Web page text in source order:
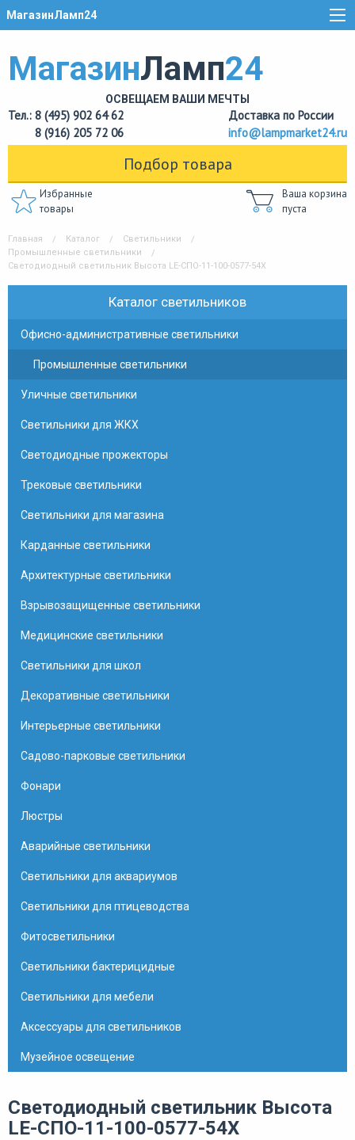
МагазинЛамп24
МагазинЛамп24
ОСВЕЩАЕМ ВАШИ МЕЧТЫ
Тел.: 8 (495) 902 64 62
8 (916) 205 72 06
Доставка по России
info@lampmarket24.ru
Подбор товара
Избранные
товары
Ваша корзина
пуста
Главная Каталог
Светильники
Промышленные светильники
Светодиодный светильник Высота LE-СПО-11-100-0577-54Х
Каталог светильников
Офисно-административные светильники
Промышленные светильники
Уличные светильники
Светильники для ЖКХ
Светодиодные прожекторы
Трековые светильники
Светильники для магазина
Карданные светильники
Архитектурные светильники
Взрывозащищенные светильники
Медицинские светильники
Светильники для школ
Декоративные светильники
Интерьерные светильники
Садово-парковые светильники
Фонари
Люстры
Аварийные светильники
Светильники для аквариумов
Светильники для птицеводства
Фитосветильники
Светильники бактерицидные
Светильники для мебели
Аксессуары для светильников
Музейное освещение
Светодиодный светильник Высота
LE-СПО-11-100-0577-54Х